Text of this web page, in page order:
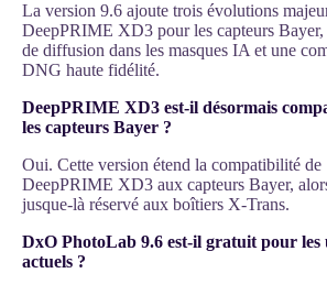
La version 9.6 ajoute trois évolutions
DeepPRIME XD3 pour les capteurs Bayer,
de diffusion dans les masques IA et une
DNG haute fidélité.
DeepPRIME XD3 est-il désormais
les capteurs Bayer ?
Oui. Cette version étend la compatibilité de
DeepPRIME XD3 aux capteurs Bayer,
jusque-là réservé aux boîtiers X-Trans.
DxO PhotoLab 9.6 est-il gratuit pour les
actuels ?